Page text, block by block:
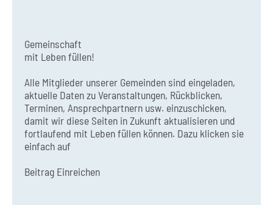
Gemeinschaft
mit Leben füllen!
Alle Mitglieder unserer Gemeinden sind eingeladen,
aktuelle Daten zu Veranstaltungen, Rückblicken,
Terminen, Ansprechpartnern usw. einzuschicken,
damit wir diese Seiten in Zukunft aktualisieren und
fortlaufend mit Leben füllen können. Dazu klicken sie
einfach auf
Beitrag Einreichen